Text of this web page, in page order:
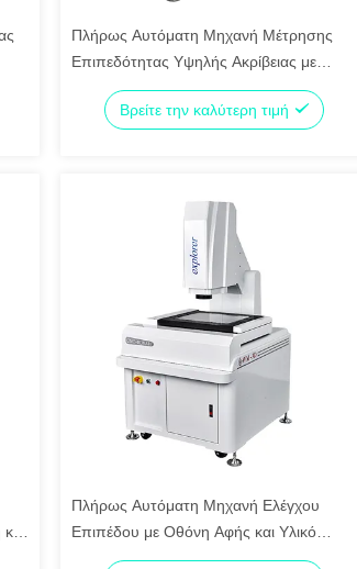
Πλήρως Αυτόματη Μηχανή Μέτρησης
Επιπεδότητας Υψηλής Ακρίβειας με
Υλικό Γρανίτη για Οπτική Μέτρηση
Βρείτε την καλύτερη τιμή
Πλήρως Αυτόματη Μηχανή Ελέγχου
Επιπέδου με Οθόνη Αφής και Υλικό
Γρανίτη για Ηλεκτρονικά και Πλαστικά